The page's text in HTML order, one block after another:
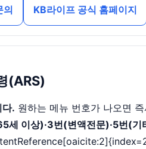
의 KB라이프 공식 홈페이지
(ARS)
다. 원하는 메뉴 번호가 나오면
세 이상)·3번(변액전문)·5번(기